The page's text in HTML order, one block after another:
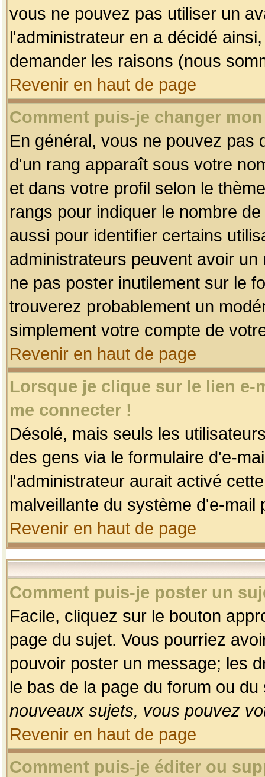
vous ne pouvez pas utiliser un
l'administrateur en a décidé
demander les raisons (nous
Revenir en haut de page
Comment puis-je changer
En général, vous ne pouvez pas
d'un rang apparaît sous votre
et dans votre profil selon le
rangs pour indiquer le nombre
aussi pour identifier certains
administrateurs peuvent avoir
ne pas poster inutilement sur le
trouverez probablement un
simplement votre compte de
Revenir en haut de page
Lorsque je clique sur le lien
me connecter !
Désolé, mais seuls les
des gens via le formulaire d'e-
l'administrateur aurait activé
malveillante du système d'e-
Revenir en haut de page
Comment puis-je poster un
Facile, cliquez sur le bouton
page du sujet. Vous pourriez
pouvoir poster un message; les
le bas de la page du forum ou
nouveaux sujets, vous pouvez
Revenir en haut de page
Comment puis-je éditer ou